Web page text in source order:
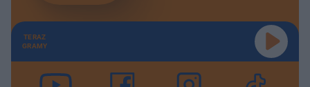
TERAZ
GRAMY